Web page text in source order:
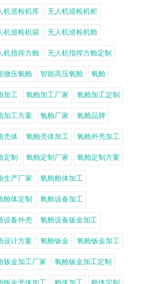
机巡检机库 无人机巡检机柜
机巡检机箱 无人机巡检机舱
机指挥方舱 无人机指挥方舱定制
微压氧舱 智能高压氧舱 氧舱
加工 氧舱加工厂家 氧舱加工定制
加工方案 氧舱厂家 氧舱品牌
壳体 氧舱壳体加工 氧舱外壳加工
定制 氧舱定制厂家 氧舱定制方案
生产厂家 氧舱舱体加工
舱体定制 氧舱设备加工
设备外壳 氧舱设备钣金加工
设计方案 氧舱钣金 氧舱钣金加工
钣金加工厂家 氧舱钣金加工定制